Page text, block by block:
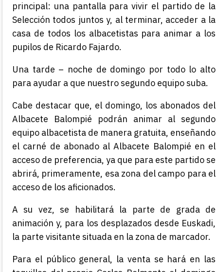
principal: una pantalla para vivir el partido de la
Selección todos juntos y, al terminar, acceder a la
casa de todos los albacetistas para animar a los
pupilos de Ricardo Fajardo.
Una tarde – noche de domingo por todo lo alto
para ayudar a que nuestro segundo equipo suba.
Cabe destacar que, el domingo, los abonados del
Albacete Balompié podrán animar al segundo
equipo albacetista de manera gratuita, enseñando
el carné de abonado al Albacete Balompié en el
acceso de preferencia, ya que para este partido se
abrirá, primeramente, esa zona del campo para el
acceso de los aficionados.
A su vez, se habilitará la parte de grada de
animación y, para los desplazados desde Euskadi,
la parte visitante situada en la zona de marcador.
Para el público general, la venta se hará en las